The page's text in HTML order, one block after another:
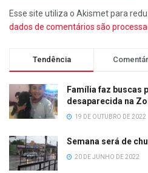
Esse site utiliza o Akismet para
dados de comentários são
Tendência
Família faz buscas
desaparecida na
19 DE OUTUBRO DE 2022
Semana será de
20 DE JUNHO DE 2022